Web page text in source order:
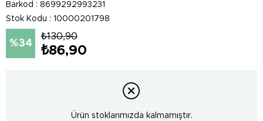
Barkod : 8699292993231
Stok Kodu
10000201798
34
₺130,90
₺86,90
Ürün stoklarımızda kalmamıştır.